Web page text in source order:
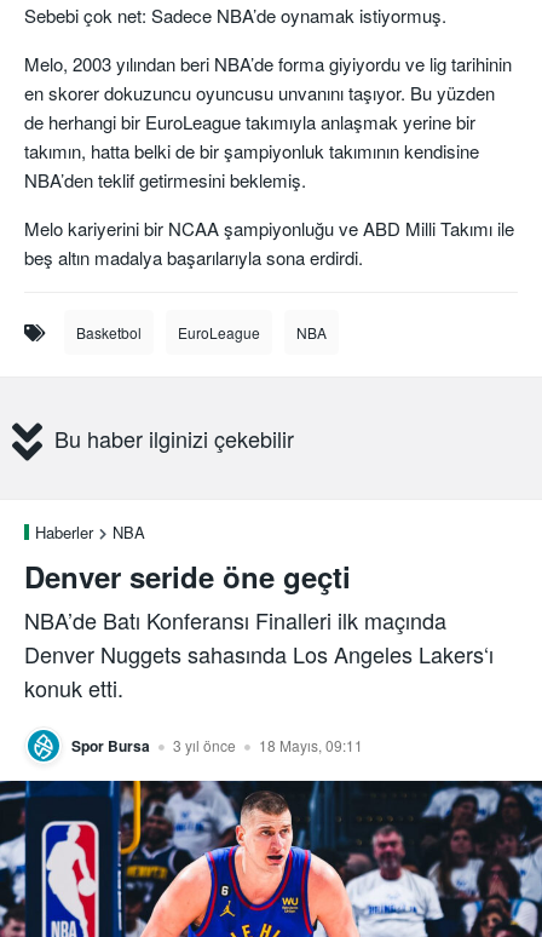
Sebebi çok net: Sadece NBA’de oynamak istiyormuş.
Melo, 2003 yılından beri NBA’de forma giyiyordu ve lig tarihinin
en skorer dokuzuncu oyuncusu unvanını taşıyor. Bu yüzden
de herhangi bir EuroLeague takımıyla anlaşmak yerine bir
takımın, hatta belki de bir şampiyonluk takımının kendisine
NBA’den teklif getirmesini beklemiş.
Melo kariyerini bir NCAA şampiyonluğu ve ABD Milli Takımı ile
beş altın madalya başarılarıyla sona erdirdi.
Basketbol EuroLeague NBA
Bu haber ilginizi çekebilir
Haberler NBA
Denver seride öne geçti
NBA’de Batı Konferansı Finalleri ilk maçında
Denver Nuggets sahasında Los Angeles Lakers‘ı
konuk etti.
Spor Bursa 3 yıl önce 18 Mayıs, 09:11